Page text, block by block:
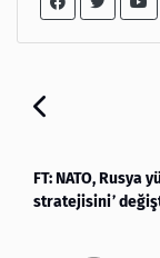
FT: NATO, Rusya
stratejisini’